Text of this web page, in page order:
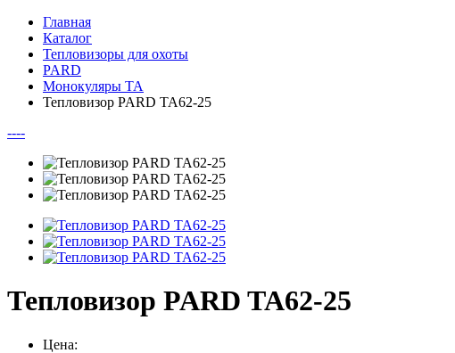
Главная
Каталог
Тепловизоры для охоты
PARD
Монокуляры TA
Тепловизор PARD TA62-25
----
Тепловизор PARD TA62-25
Цена: